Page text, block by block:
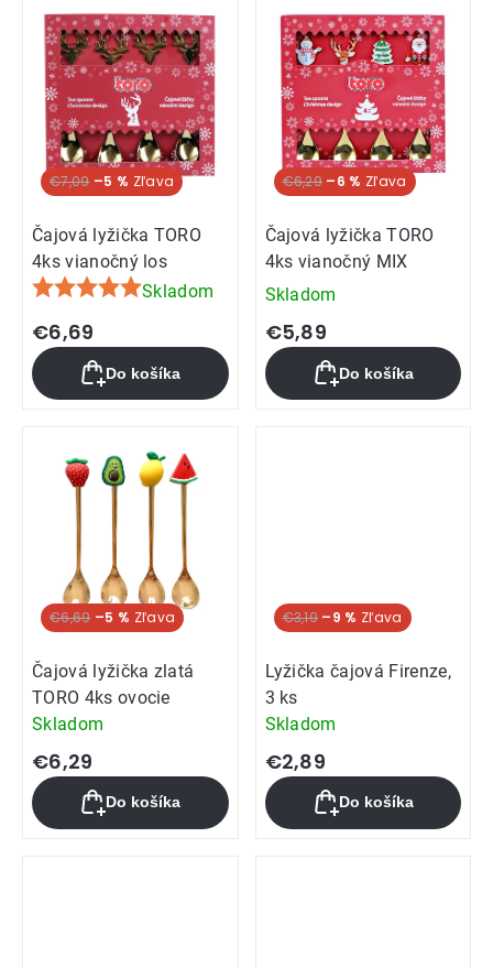
€7,09 –5 %
Čajová lyžička TORO
4ks vianočný los
Priemerné
hodnotenie
produktu
je
5,0
hviezdičiek.
Skladom
€6,69
Do košíka
€6,29 –6 %
Čajová lyžička TORO
4ks vianočný MIX
Skladom
€5,89
Do košíka
€6,69 –5 %
Čajová lyžička zlatá
TORO 4ks ovocie
Skladom
€6,29
Do košíka
€3,19 –9 %
Lyžička čajová Firenze,
3 ks
Skladom
€2,89
Do košíka